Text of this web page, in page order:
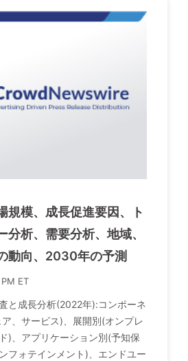
規模、成長促進要因、ト
分析、需要分析、地域、
動向、2030年の予測
ET
と成長分析(2022年):コンポーネ
、サービス)、展開別(オンプレ
)、アプリケーション別(予知保
フォテインメント)、エンドユー